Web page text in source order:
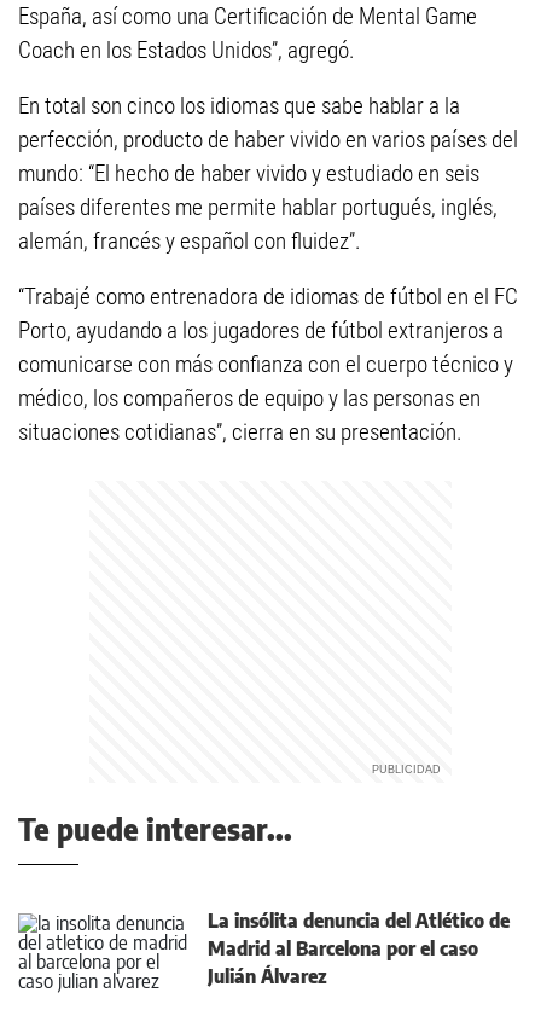
España, así como una Certificación de Mental Game
Coach en los Estados Unidos”, agregó.
En total son cinco los idiomas que sabe hablar a la
perfección, producto de haber vivido en varios países del
mundo: “El hecho de haber vivido y estudiado en seis
países diferentes me permite hablar portugués, inglés,
alemán, francés y español con fluidez”.
“Trabajé como entrenadora de idiomas de fútbol en el FC
Porto, ayudando a los jugadores de fútbol extranjeros a
comunicarse con más confianza con el cuerpo técnico y
médico, los compañeros de equipo y las personas en
situaciones cotidianas”, cierra en su presentación.
Te puede interesar...
La insólita denuncia del Atlético de
Madrid al Barcelona por el caso
Julián Álvarez